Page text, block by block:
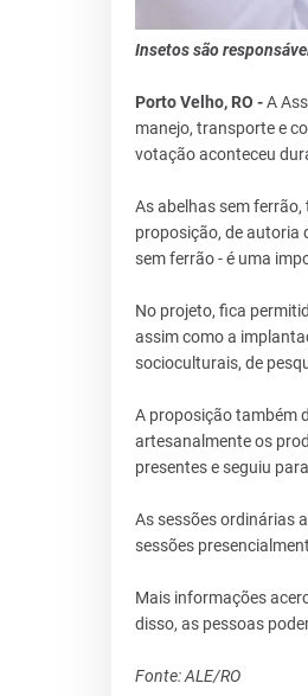
Insetos são
Porto Velho, RO -A
manejo, transporte e
votação aconteceu
As abelhas sem
proposição, de autoria
sem ferrão - é uma
No projeto, fica
assim como a
socioculturais, de
A proposição também
artesanalmente os
presentes e seguiu
As sessões ordinárias
sessões
Mais informações
disso, as pessoas
Fonte: ALE/RO